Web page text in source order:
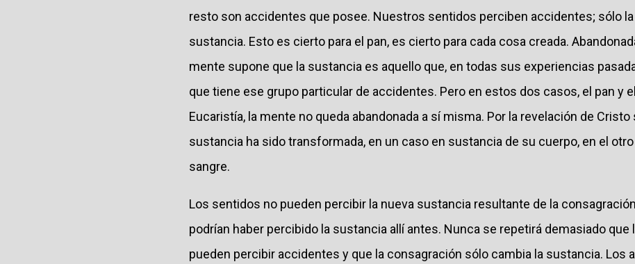
resto son accidentes que posee. Nuestros sentidos perciben accidentes; sólo
sustancia. Esto es cierto para el pan, es cierto para cada cosa creada.
mente supone que la sustancia es aquello que, en todas sus experiencias
que tiene ese grupo particular de accidentes. Pero en estos dos casos, el pan y
Eucaristía, la mente no queda abandonada a sí misma. Por la revelación de Cristo
sustancia ha sido transformada, en un caso en sustancia de su cuerpo, en el
sangre.
Los sentidos no pueden percibir la nueva sustancia resultante de la
podrían haber percibido la sustancia allí antes. Nunca se repetirá demasiado
pueden percibir accidentes y que la consagración sólo cambia la sustancia. Los